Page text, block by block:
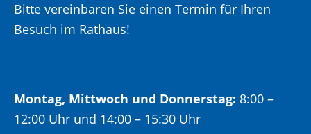
Bitte vereinbaren Sie einen Termin für Ihren
Besuch im Rathaus!
Montag, Mittwoch und Donnerstag: 8:00 –
12:00 Uhr und 14:00 – 15:30 Uhr